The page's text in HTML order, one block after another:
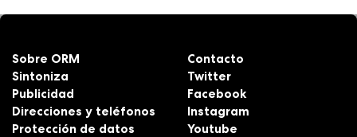
Sobre ORM
Sintoniza
Publicidad
Direcciones y teléfonos
Protección de datos
Contacto
Twitter
Facebook
Instagram
Youtube